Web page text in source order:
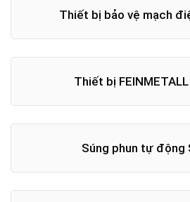
Thiết bị bảo vệ mạch
Thiết bị
Súng phun tự động